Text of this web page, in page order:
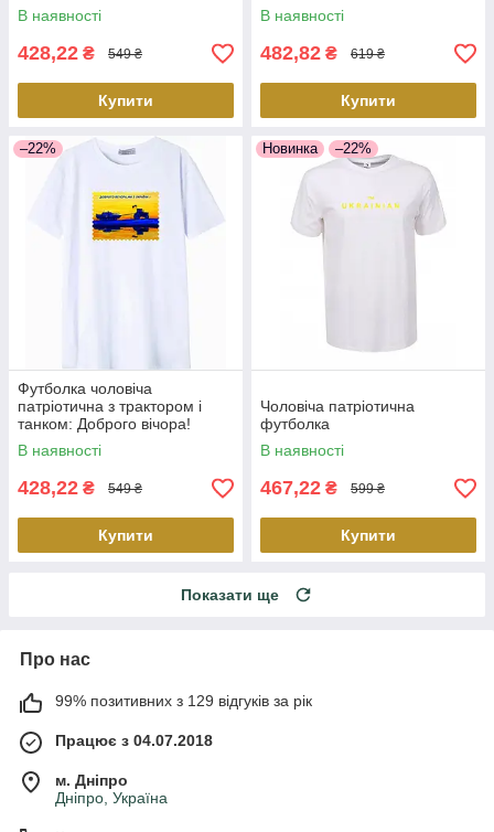
В наявності
428,22 ₴ 549 ₴
Купити
В наявності
482,82 ₴ 619 ₴
Купити
–22%
Футболка чоловіча
патріотична з трактором і
танком: Доброго вічора!
В наявності
428,22 ₴ 549 ₴
Купити
Новинка –22%
Чоловіча патріотична
футболка
В наявності
467,22 ₴ 599 ₴
Купити
Показати ще
Про нас
99% позитивних з 129 відгуків за рік
Працює з 04.07.2018
м. Дніпро
Дніпро, Україна